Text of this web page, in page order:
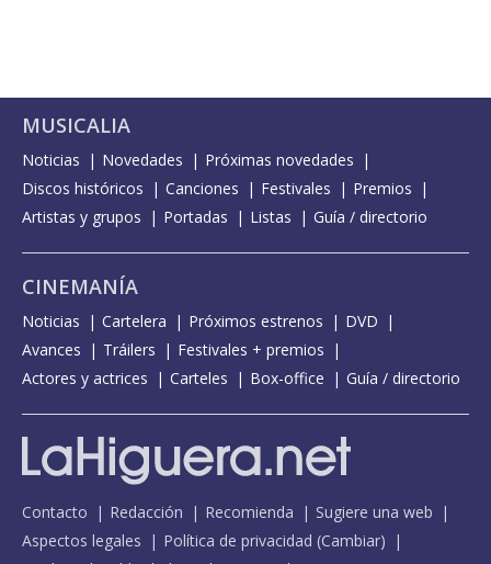
MUSICALIA
Noticias Novedades
Próximas novedades
Discos históricos
Canciones Festivales
Premios
Artistas y grupos
Portadas Listas Guía / directorio
CINEMANÍA
Noticias Cartelera Próximos estrenos
DVD
Avances
Tráilers
Festivales + premios
Actores y actrices
Carteles Box-office Guía / directorio
Contacto Redacción Recomienda
Sugiere una web
Aspectos legales
Política de privacidad (Cambiar)